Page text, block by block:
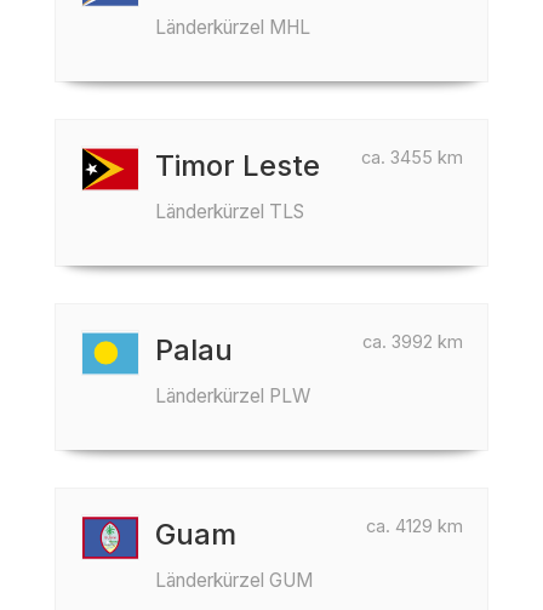
Länderkürzel MHL
ca. 3455 km
Timor Leste
Länderkürzel TLS
ca. 3992 km
Palau
Länderkürzel PLW
ca. 4129 km
Guam
Länderkürzel GUM